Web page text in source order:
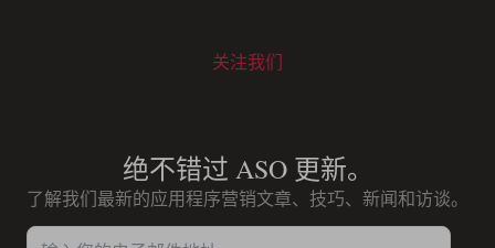
关注我们
绝不错过 ASO 更新。
了解我们最新的应用程序营销文章、技巧、新闻和访谈。
输入您的电子邮件地址